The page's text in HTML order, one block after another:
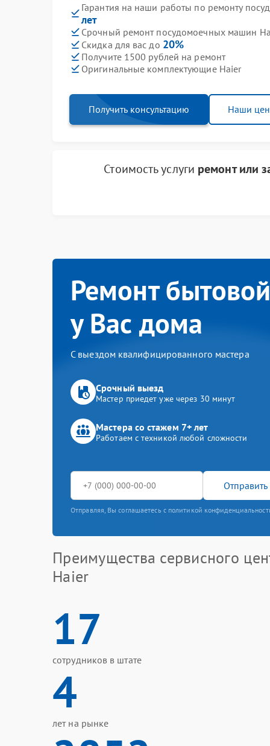
Гарантия на наши работы по ремонту
лет
Срочный ремонт посудомоечных машин
Скидка для вас до 20%
Получите 1500 рублей на ремонт
Оригинальные комплектующие Haier
Получить консультацию Наши
Стоимость услуги ремонт или
Ремонт
у Вас дома
С выездом квалифицированного мастера
Срочный выезд
Мастер приедет уже через 30 минут
Мастера со стажем 7+ лет
Работаем с техникой любой сложности
Отправить
Отправляя, Вы соглашаетесь с политикой
Преимущества сервисного
Haier
17
сотрудников в штате
4
лет на рынке